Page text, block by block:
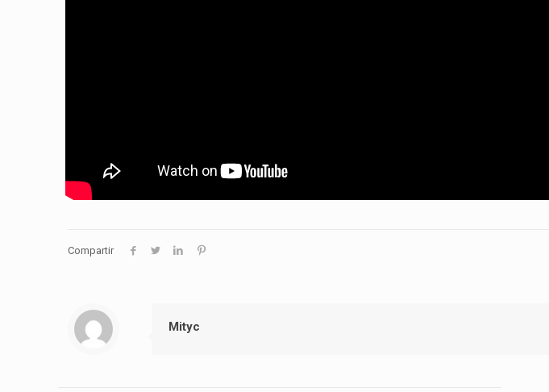
Compartir
Mityc